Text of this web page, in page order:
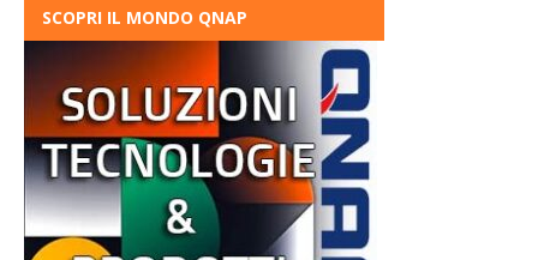
SCOPRI IL MONDO QNAP